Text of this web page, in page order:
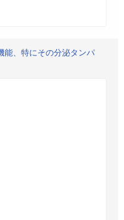
能、特にその分泌タンパ